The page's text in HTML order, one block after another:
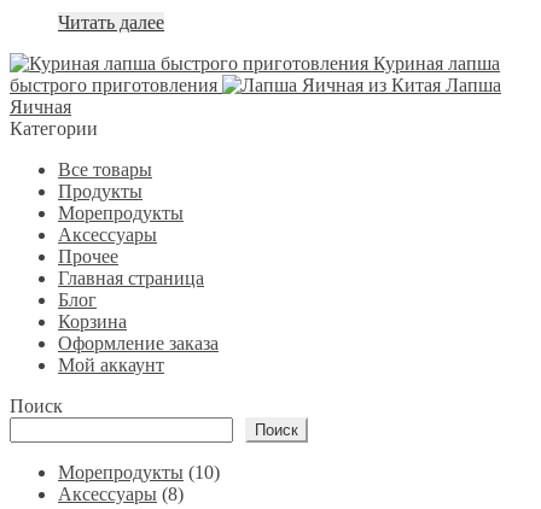
Читать далее
Куриная лапша
быстрого приготовления
Лапша
Яичная
Категории
Все товары
Продукты
Морепродукты
Аксессуары
Прочее
Главная страница
Блог
Корзина
Оформление заказа
Мой аккаунт
Поиск
Поиск
Морепродукты 1010
Аксессуары 88